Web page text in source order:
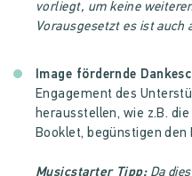
vorliegt, um keine
Vorausgesetzt es ist auch
Image fördernde
Engagement des
herausstellen, wie z.B.
Booklet, begünstigen den
Musicstarter Tipp:Da